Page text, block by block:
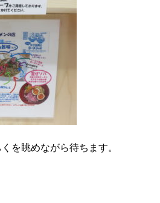
を眺めながら待ちます。